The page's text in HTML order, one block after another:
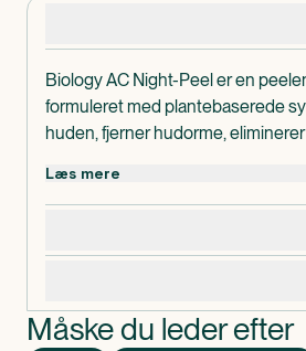
Biology AC Night-Peel er en
formuleret med plantebaserede
huden, fjerner hudorme,
Økologisk certificeret dermo-
godkendt af hudlæger. Testet på
Bemærkning
Læs mere
Måske du leder efter